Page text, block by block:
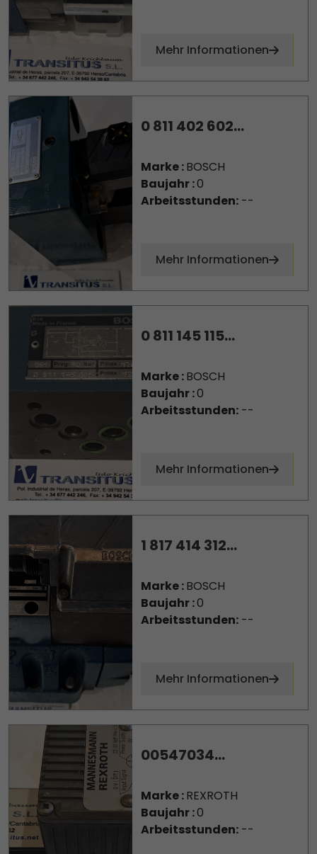
Mehr Informationen
0 811 402 602...
Marke :BOSCH
Baujahr :0
Arbeitsstunden:--
Mehr Informationen
0 811 145 115...
Marke :BOSCH
Baujahr :0
Arbeitsstunden:--
Mehr Informationen
1 817 414 312...
Marke :BOSCH
Baujahr :0
Arbeitsstunden:--
Mehr Informationen
00547034...
Marke :REXROTH
Baujahr :0
Arbeitsstunden:--